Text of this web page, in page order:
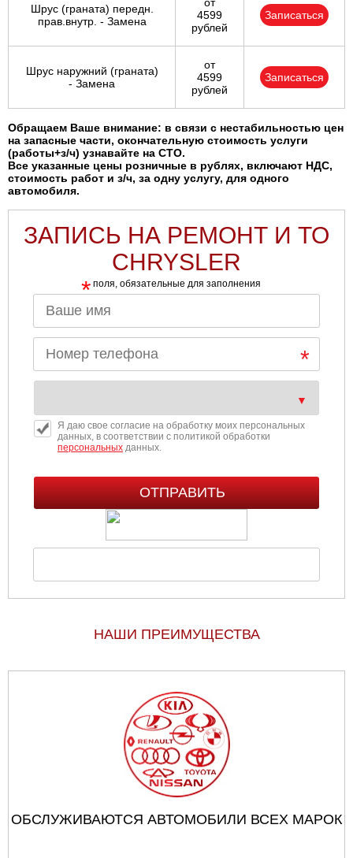
Шрус (граната) передн.
прав.внутр. - Замена
от
4599
рублей
Записаться
Шрус наружний (граната)
- Замена
от
4599
рублей
Записаться
Обращаем Ваше внимание: в связи с нестабильностью цен
на запасные части, окончательную стоимость услуги
(работы+з/ч) узнавайте на СТО.
Все указанные цены розничные в рублях, включают НДС,
стоимость работ и з/ч, за одну услугу, для одного
автомобиля.
ЗАПИСЬ НА РЕМОНТ И ТО
CHRYSLER
* поля, обязательные для заполнения
Я даю свое согласие на обработку моих персональных
данных, в соответствии с политикой обработки
персональныхданных.
НАШИ ПРЕИМУЩЕСТВА
ОБСЛУЖИВАЮТСЯ АВТОМОБИЛИ ВСЕХ МАРОК